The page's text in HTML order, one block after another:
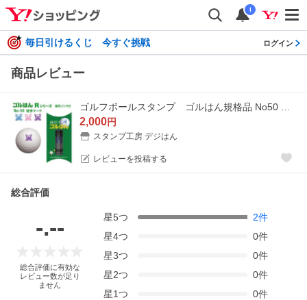
i
毎日引けるくじ 今すぐ挑戦 ログイン
商品レビュー
2,000円
スタンプ工房 デジはん
レビューを投稿する
総合評価
-.--
総合評価に有効な
レビュー数が足り
ません
星5つ 2件
星4つ 0件
星3つ 0件
星2つ 0件
星1つ 0件